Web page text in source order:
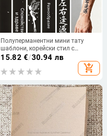
Полуперманентни мини тату
шаблони, корейски стил с
изрязани мотиви, стикери за тату
на пръсти, минималистични
свежи дизайни
15.82 €/30.94 лв
add_shopping_cart